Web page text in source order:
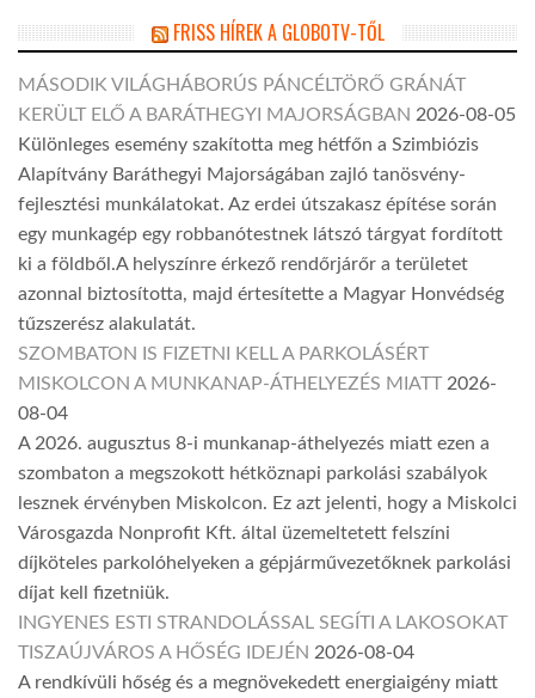
FRISS HÍREK A GLOBOTV-TŐL
MÁSODIK VILÁGHÁBORÚS PÁNCÉLTÖRŐ GRÁNÁT
KERÜLT ELŐ A BARÁTHEGYI MAJORSÁGBAN 2026-08-05
Különleges esemény szakította meg hétfőn a Szimbiózis
Alapítvány Baráthegyi Majorságában zajló tanösvény-
fejlesztési munkálatokat. Az erdei útszakasz építése során
egy munkagép egy robbanótestnek látszó tárgyat fordított
ki a földből.A helyszínre érkező rendőrjárőr a területet
azonnal biztosította, majd értesítette a Magyar Honvédség
tűzszerész alakulatát.
SZOMBATON IS FIZETNI KELL A PARKOLÁSÉRT
MISKOLCON A MUNKANAP-ÁTHELYEZÉS MIATT 2026-
08-04
A 2026. augusztus 8-i munkanap-áthelyezés miatt ezen a
szombaton a megszokott hétköznapi parkolási szabályok
lesznek érvényben Miskolcon. Ez azt jelenti, hogy a Miskolci
Városgazda Nonprofit Kft. által üzemeltetett felszíni
díjköteles parkolóhelyeken a gépjárművezetőknek parkolási
díjat kell fizetniük.
INGYENES ESTI STRANDOLÁSSAL SEGÍTI A LAKOSOKAT
TISZAÚJVÁROS A HŐSÉG IDEJÉN 2026-08-04
A rendkívüli hőség és a megnövekedett energiaigény miatt